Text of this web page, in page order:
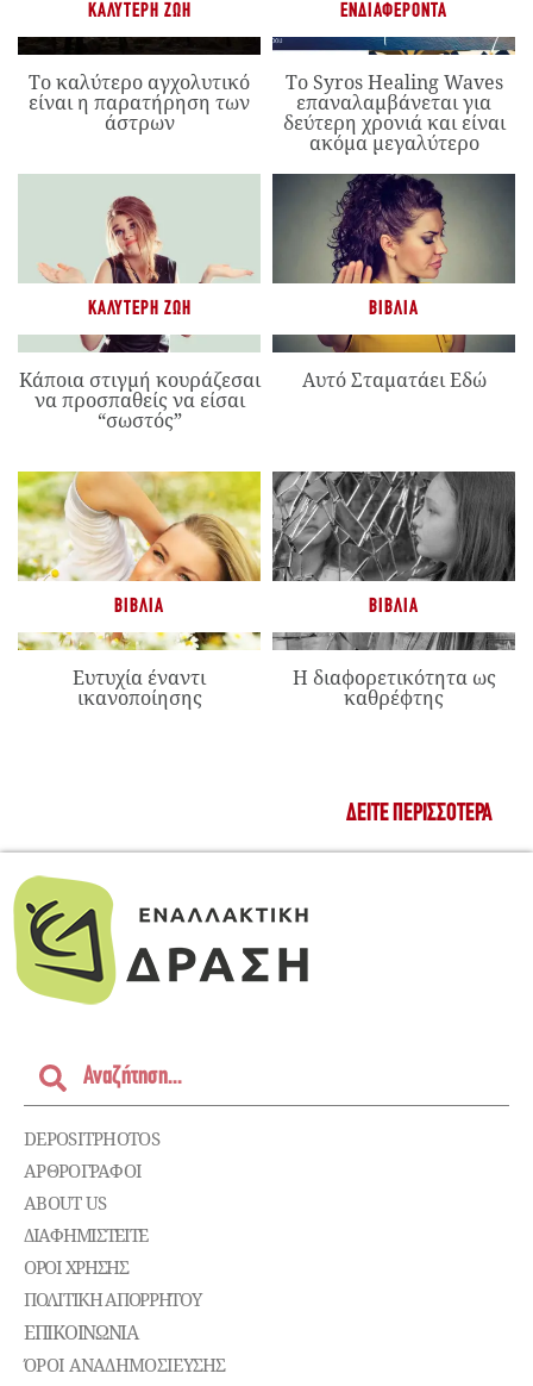
ΚΑΛΎΤΕΡΗ ΖΩΉ
Το καλύτερο αγχολυτικό
είναι η παρατήρηση των
άστρων
ΕΝΔΙΑΦΈΡΟΝΤΑ
Το Syros Healing Waves
επαναλαμβάνεται για
δεύτερη χρονιά και είναι
ακόμα μεγαλύτερο
ΚΑΛΎΤΕΡΗ ΖΩΉ
Κάποια στιγμή κουράζεσαι
να προσπαθείς να είσαι
“σωστός”
ΒΙΒΛΊΑ
Αυτό Σταματάει Εδώ
ΒΙΒΛΊΑ
Ευτυχία έναντι
ικανοποίησης
ΒΙΒΛΊΑ
Η διαφορετικότητα ως
καθρέφτης
ΔΕΊΤΕ ΠΕΡΙΣΣΌΤΕΡΑ
DEPOSITPHOTOS
ΑΡΘΡΟΓΡΑΦΟΙ
ABOUT US
ΔΙΑΦΗΜΙΣΤΕΊΤΕ
ΌΡΟΙ ΧΡΉΣΗΣ
ΠΟΛΙΤΙΚΉ ΑΠΟΡΡΉΤΟΥ
ΕΠΙΚΟΙΝΩΝΊΑ
ΌΡΟΙ ΑΝΑΔΗΜΟΣΙΕΥΣΗΣ